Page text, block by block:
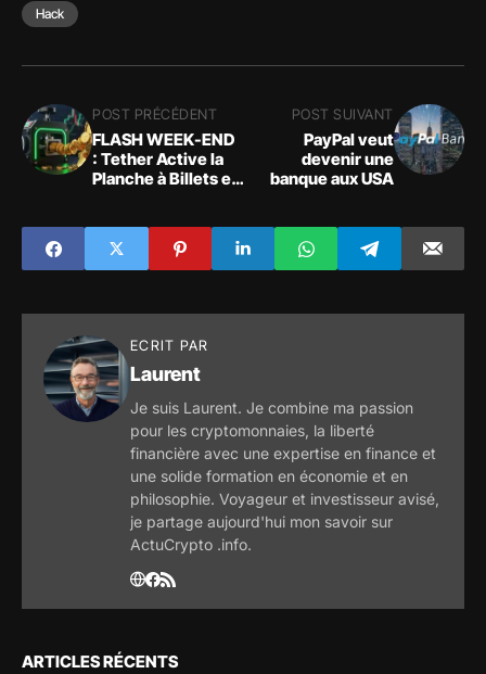
Hack
POST PRÉCÉDENT
FLASH WEEK-END
: Tether Active la
Planche à Billets et
POST SUIVANT
PayPal veut
devenir une
banque aux USA
ECRIT PAR
Laurent
Je suis Laurent. Je combine ma passion
pour les cryptomonnaies, la liberté
financière avec une expertise en finance et
une solide formation en économie et en
philosophie. Voyageur et investisseur avisé,
je partage aujourd'hui mon savoir sur
ActuCrypto .info.
ARTICLES RÉCENTS